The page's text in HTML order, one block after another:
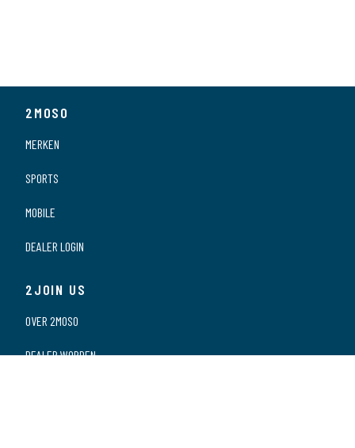
2MOSO
MERKEN
SPORTS
MOBILE
DEALER LOGIN
2JOIN US
OVER 2MOSO
DEALER WORDEN